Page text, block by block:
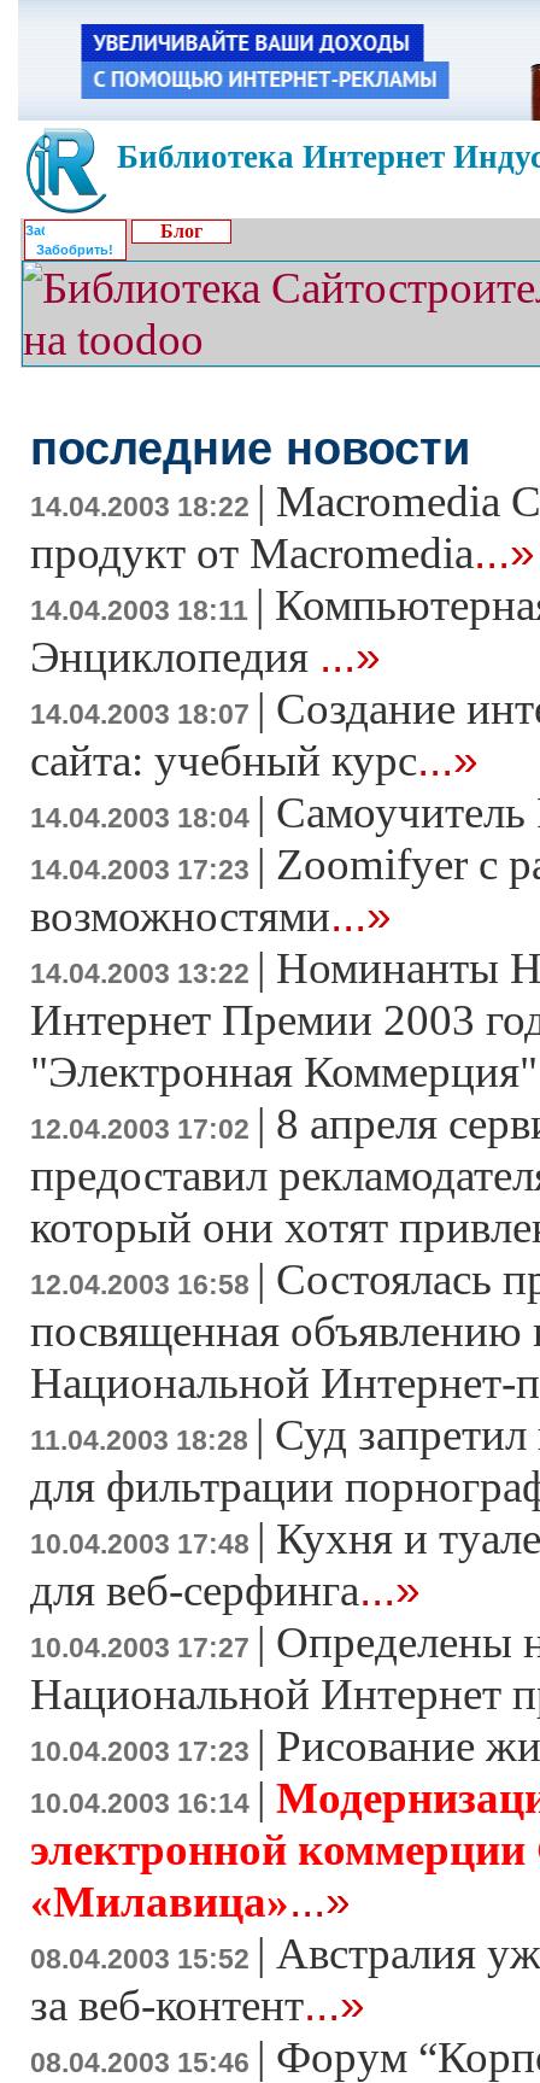
Библиотека Интернет
Забобрить!
Блог
последние новости
14.04.2003 18:22 | Macromedia
продукт от Macromedia...»
14.04.2003 18:11 |
Энциклопедия ...»
14.04.2003 18:07 | Создание
сайта: учебный курс...»
14.04.2003 18:04 |
14.04.2003 17:23 | Zoomifyer с
возможностями...»
14.04.2003 13:22 | Номинанты
Интернет Премии 2003
"Электронная Коммерция"
12.04.2003 17:02 | 8 апреля
предоставил
который они хотят
12.04.2003 16:58 | Cостоялась
посвященная объявлению
Национальной Интернет-
11.04.2003 18:28 | Суд
для фильтрации
10.04.2003 17:48 | Кухня и
для веб-серфинга...»
10.04.2003 17:27 | Определены
Национальной Интернет
10.04.2003 17:23 | Рисование
10.04.2003 16:14 |
электронной
«Милавица»...»
08.04.2003 15:52 | Австралия
за веб-контент...»
08.04.2003 15:46 | Форум